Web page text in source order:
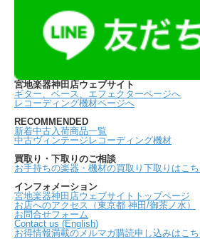
宮地楽器神田店ウェブサイト
ギター、ベース、エフェクターページへ
レコーディング機材ページへ
RECOMMENDED
新着中古入荷商品一覧
中古ヴィンテージレコーディング機材
買取り・下取りのご相談
お手持ちの楽器・機材の買取り下取りはこち
インフォメーション
宮地楽器神田店ウェブサイトトップページ
お店へのアクセス（東京都 神田/御茶ノ水）
お問合せフォーム
Contact us (English)
お得情報満載のメルマガ購読申し込みはこち